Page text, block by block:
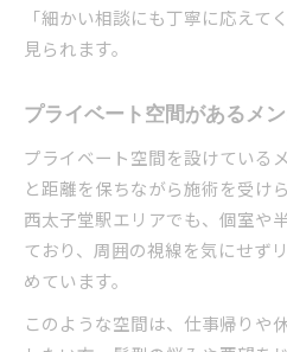
「細かい相談にも丁寧に応えて
見られます。
プライベート空間があるメ
プライベート空間を設けている
と距離を保ちながら施術を受け
西太子堂駅エリアでも、個室や
ており、周囲の視線を気にせず
めています。
このような空間は、仕事帰りや